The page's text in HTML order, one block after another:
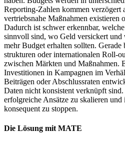
Reporting-Zahlen kommen verzögert
vertriebsnahe Maßnahmen existieren
Dadurch ist schwer erkennbar,
sinnvoll sind, wo Geld versickert
mehr Budget erhalten sollten.
strukturen oder internationalen Roll-
zwischen Märkten und Maßnahmen.
Investitionen in Kampagnen im
Beiträgen oder Abschlussraten
Daten nicht konsistent verknüpft sind.
erfolgreiche Ansätze zu skalieren
konsequent zu stoppen.
Die Lösung mit MATE